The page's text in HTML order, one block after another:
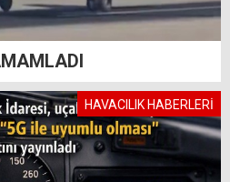
HAVACILIK HABERLERİ